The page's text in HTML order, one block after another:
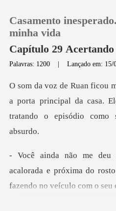
Loja
Histórico
Sair
Baixar App
Casamento
minha vida
Capítulo 29 Acertando
Palavras: 1200 |Lançado em: 15/
a porta principal da casa.
t
acalorada e próxima do